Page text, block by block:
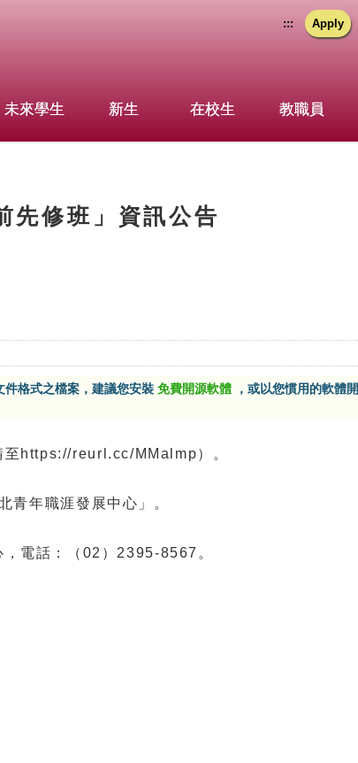
::: Apply
未來學生 新生 在校生 教職員
先修班」資訊公告
格式之檔案，建議您安裝 免費開源軟體，或以您慣用的軟體開
至https://reurl.cc/MMalmp）。
年職涯發展中心」。
電話：（02）2395-8567。